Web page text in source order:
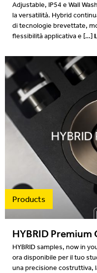
Adjustable, IP54 e Wall
la versatilità. Hybrid
di tecnologie brevettate,
flessibilità applicativa e […]
Products
HYBRID Premium
HYBRID samples, now in
ora disponibile per il tuo
una precisione costruttiva,